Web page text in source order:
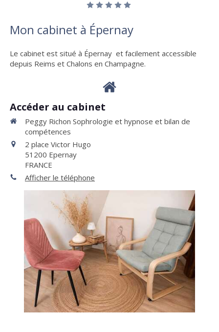
Mon cabinet à Épernay
Le cabinet est situé à Épernay et facilement accessible
depuis Reims et Chalons en Champagne.
Accéder au cabinet
Peggy Richon Sophrologie et hypnose et bilan de
compétences
2 place Victor Hugo
51200 Epernay
FRANCE
Afficher le téléphone